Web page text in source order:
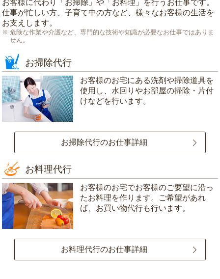
お客様に代わり「 お掃除 」や「 お料理 」を行うお仕事です。
仕事が忙しい方、子育て中の方など、様々なお客様の生活を
お支えします。
危険な作業や介護など、専門的な技術や知識が必要なお仕事ではありま
せん。
お掃除代行
お客様のお宅にある洗剤や掃除道具を
使用し、水回りやお部屋の掃除・片付
けなどを行います。
お掃除代行のお仕事詳細
お料理代行
お客様のお宅でお客様のご要望に沿っ
たお料理を作ります。ご希望があれ
ば、お買い物代行も行います。
お料理代行のお仕事詳細